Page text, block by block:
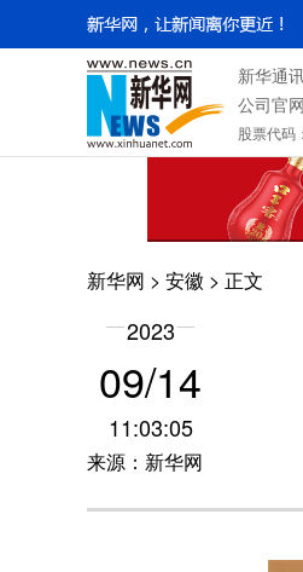
新华通
公司官网
股票代码：
新华网 > 安徽 > 正文
2023
09/14
11:03:05
来源：新华网